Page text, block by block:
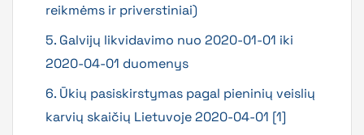
reikmėms ir priverstiniai)
5. Galvijų likvidavimo nuo 2020-01-01 iki
2020-04-01 duomenys
6. Ūkių pasiskirstymas pagal pieninių veislių
karvių skaičių Lietuvoje 2020-04-01 [1]